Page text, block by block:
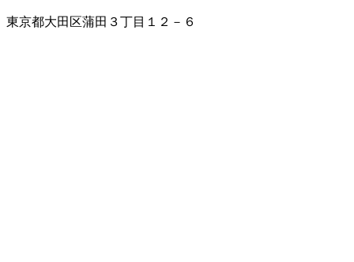
東京都大田区蒲田３丁目１２－６